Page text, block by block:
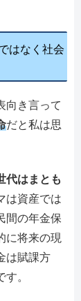
はなく社会
向き言って
だと私は思
代はまとも
は資産では
間の年金保
に将来の現
は賦課方
。